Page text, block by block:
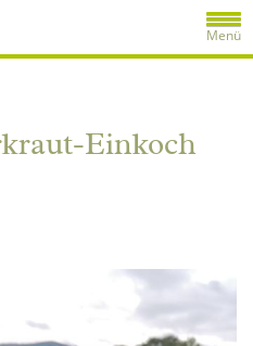
Menü
Einkoch